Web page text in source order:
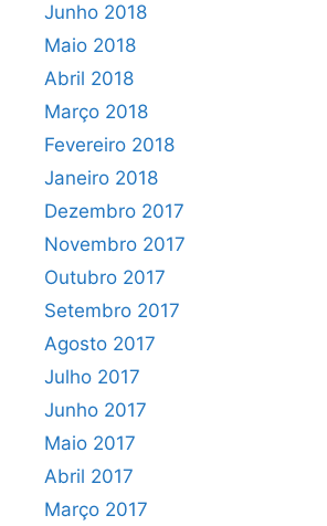
Junho 2018
Maio 2018
Abril 2018
Março 2018
Fevereiro 2018
Janeiro 2018
Dezembro 2017
Novembro 2017
Outubro 2017
Setembro 2017
Agosto 2017
Julho 2017
Junho 2017
Maio 2017
Abril 2017
Março 2017